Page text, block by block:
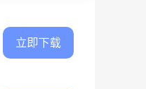
立即下载